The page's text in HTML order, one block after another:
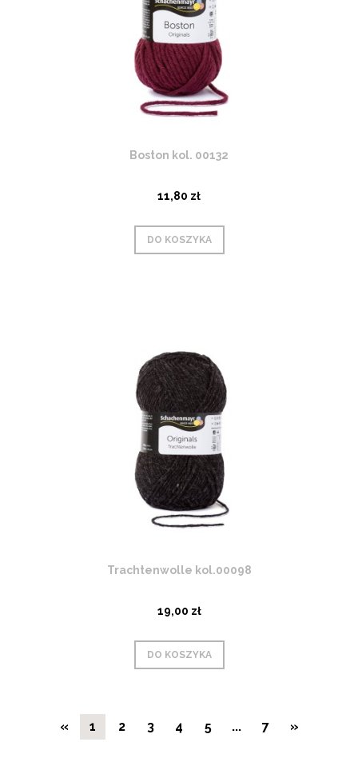
Boston kol. 00132
11,80 zł
DO KOSZYKA
Trachtenwolle kol.00098
19,00 zł
DO KOSZYKA
« 1 2 3 4 5 ... 7 »